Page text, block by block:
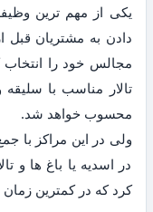
یکی از مهم ترین
دادن به مشتریان قبل
مجالس خود را انتخاب
تالار مناسب با
محسوب خواهد شد.
ولی در این مراکز با
در اسدیه یا باغ ها و
کرد که در کمترین